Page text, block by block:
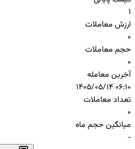
1
ارزش معاملات
0
حجم معاملات
0
آخرین معامله
1405/05/14 06:10
تعداد معاملات
0
میانگین حجم ماه
-